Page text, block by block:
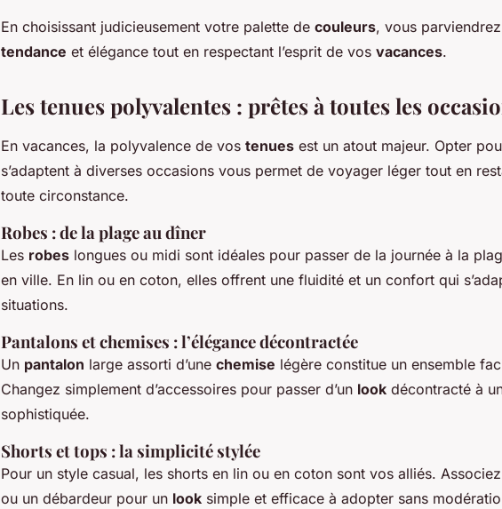
En choisissant judicieusement votre palette de couleurs, vous
tendance et élégance tout en respectant l’esprit de vos vacances.
Les tenues polyvalentes : prêtes à toutes les
En vacances, la polyvalence de vos tenues est un atout majeur. Opter
s’adaptent à diverses occasions vous permet de voyager léger tout en
toute circonstance.
Robes : de la plage au dîner
Les robes longues ou midi sont idéales pour passer de la journée à la
en ville. En lin ou en coton, elles offrent une fluidité et un confort qui
situations.
Pantalons et chemises : l’élégance décontractée
Un pantalon large assorti d’une chemise légère constitue un ensemble
Changez simplement d’accessoires pour passer d’un look décontracté à
sophistiquée.
Shorts et tops : la simplicité stylée
Pour un style casual, les shorts en lin ou en coton sont vos alliés.
ou un débardeur pour un look simple et efficace à adopter sans